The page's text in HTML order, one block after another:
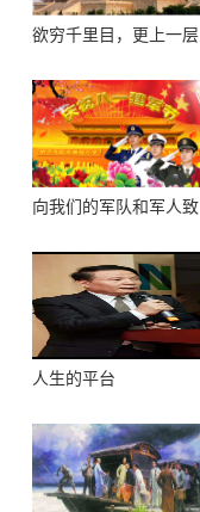
欲穷千里目，更上一层
向我们的军队和军人致
人生的平台